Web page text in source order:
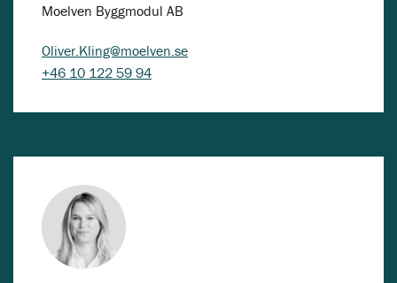
Moelven Byggmodul AB
Oliver.Kling@moelven.se
+46 10 122 59 94